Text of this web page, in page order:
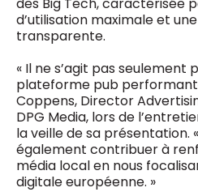
d’utilisation maximale et
transparente.
« Il ne s’agit pas seulement
plateforme pub
Coppens, Director
DPG Media, lors de
la veille de sa présentation.
également contribuer à
média local en nous
digitale européenne. »
4 x year
Des questions ?